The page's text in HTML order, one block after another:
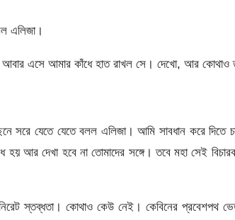
এলিজা।
এসে আমার কাঁধে হাত রাখল সে। দেখো, আর কোথাও
সরে যেতে যেতে বলল এলিজা। আমি সাবধান করে দিতে
হয় আর দেখা হবে না তোমাদের সঙ্গে। তবে মহা সেই
স্তব্ধতা। কোথাও কেউ নেই। কেবিনের প্রবেশপথ